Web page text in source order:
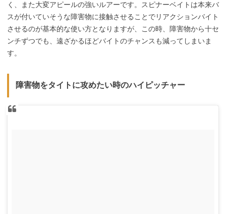
く、また大変アピールの強いルアーです。スピナーベイトは本来バ
スが付いていそうな障害物に接触させることでリアクションバイト
させるのが基本的な使い方となりますが、この時、障害物から十セ
ンチずつでも、遠ざかるほどバイトのチャンスも減ってしまいま
す。
障害物をタイトに攻めたい時のハイピッチャー